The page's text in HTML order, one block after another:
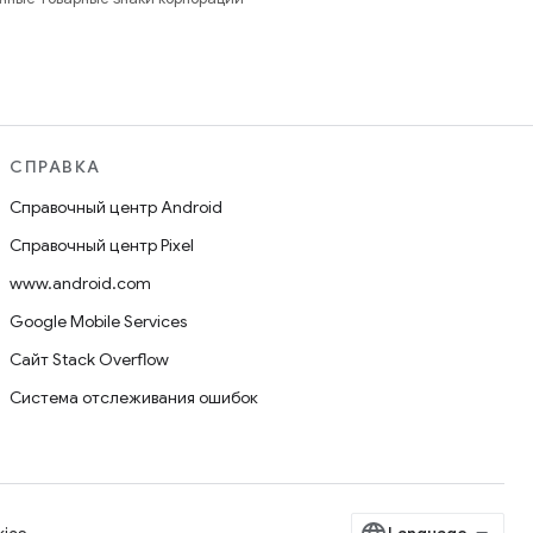
СПРАВКА
Справочный центр Android
Справочный центр Pixel
www.android.com
Google Mobile Services
Сайт Stack Overflow
Система отслеживания ошибок